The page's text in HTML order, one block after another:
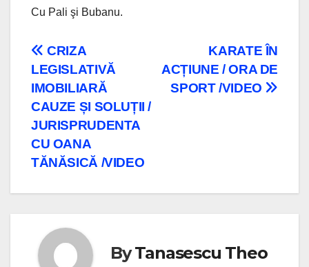
Cu Pali şi Bubanu.
Navigare
în
articole
KARATE ÎN
ACȚIUNE / ORA DE
SPORT /VIDEO
CRIZA
LEGISLATIVĂ
IMOBILIARĂ
CAUZE ȘI SOLUȚII /
JURISPRUDENTA
CU OANA
TĂNĂSICĂ /VIDEO
ByTanasescu Theo